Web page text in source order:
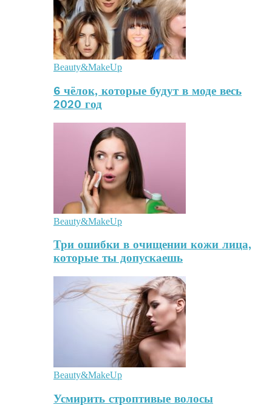
Beauty&MakeUp
6 чёлок, которые будут в моде весь
2020 год
Beauty&MakeUp
Три ошибки в очищении кожи лица,
которые ты допускаешь
Beauty&MakeUp
Усмирить строптивые волосы